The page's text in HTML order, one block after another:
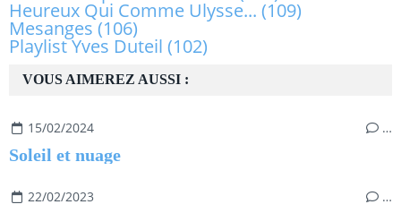
VOUS AIMEREZ AUSSI :
15/02/2024 …
Soleil et nuage
22/02/2023 …
Heureux Qui Comme Ulysse... (109)
Mesanges (106)
Playlist Yves Duteil (102)